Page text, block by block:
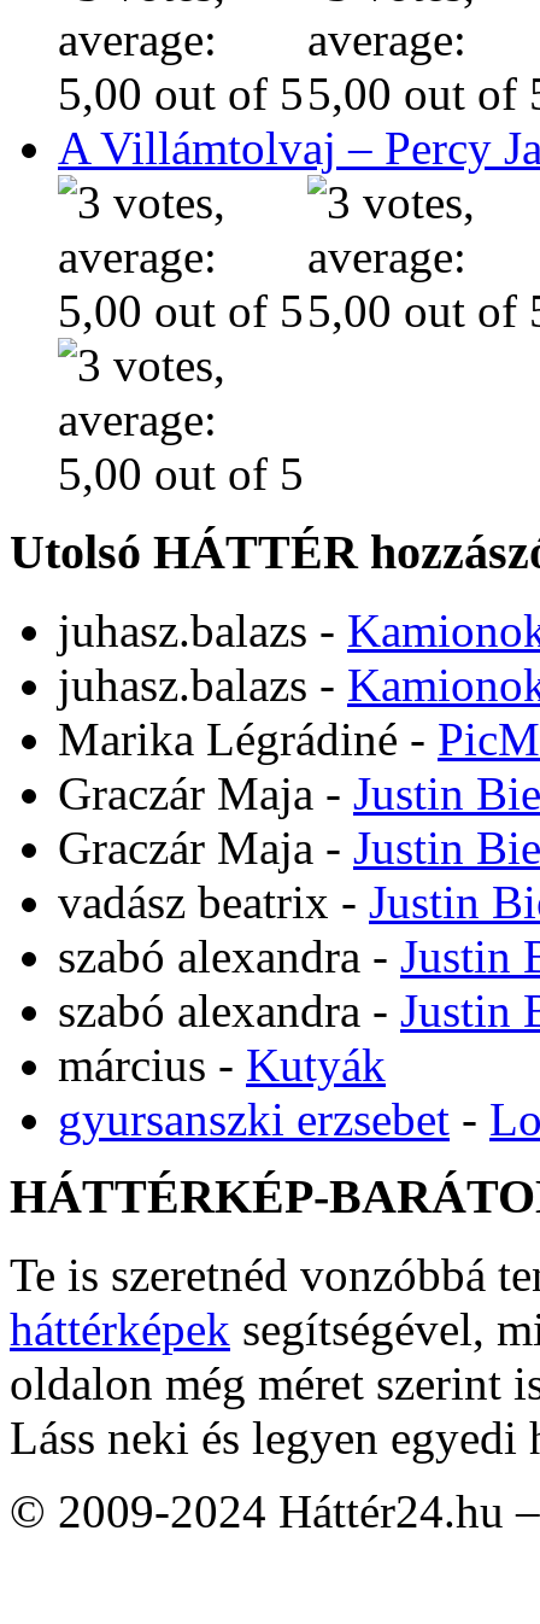
A Villámtolvaj – Percy
Utolsó HÁTTÉR
juhasz.balazs -
juhasz.balazs -
Marika Légrádiné -
Graczár Maja - Justin
Graczár Maja - Justin
vadász beatrix - Justin
szabó alexandra - Justin
szabó alexandra - Justin
március - Kutyák
gyursanszki erzsebet -
HÁTTÉRKÉP-
Te is szeretnéd vonzóbbá
háttérképek segítségével,
oldalon még méret szerint
Láss neki és legyen egyedi
© 2009-2024 Háttér24.hu